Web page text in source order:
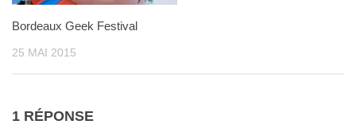
Bordeaux Geek Festival
25 MAI 2015
1 RÉPONSE